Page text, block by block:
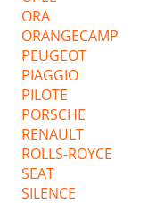
ORA
ORANGECAMP
PEUGEOT
PIAGGIO
PILOTE
PORSCHE
RENAULT
ROLLS-ROYCE
SEAT
SILENCE